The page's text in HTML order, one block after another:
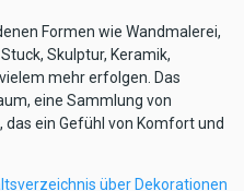
Formen wie Wandmalerei,
Skulptur, Keramik,
mehr erfolgen. Das
eine Sammlung von
ein Gefühl von Komfort und
über Dekorationen